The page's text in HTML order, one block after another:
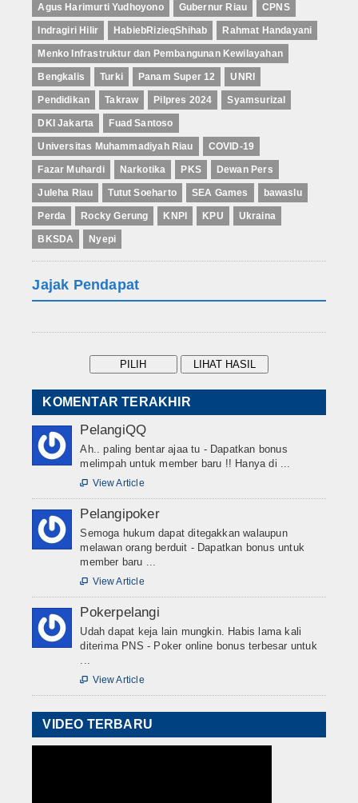
Agus Harimurti Yudhoyono Gubernur Riau CPNS
Indragiri Hilir HabiebRizieqShihab Rahmat Handayani
Menko Infrastruktur dan Pembangunan Kewilayahan
Bengkalis Turki Panam Super 12 UNRI
Pendidikan Takraw Pilpres 2024 Syamsurizal
DKI Jakarta Fuad Santoso
Universitas Muhammadiyah Riau COVID-19
Fazar Muhardi Narkotika PKS Dewan Pers
Juleha Riau Tutut Soeharto SEA Games bawaslu
Perda Rocky Gerung KNPI KPU Ukraina
BKSDA Nyepi
Jajak Pendapat
KOMENTAR TERAKHIR
PelangiQQ
Ah.. paling bentar ajaa tu - Dapatkan bonus
melimpah untuk member baru !! Hanya di ...
 View Article
Pelangipoker
Semoga hukum dapat ditegakkan walaupun
melawan orang berduit - Dapatkan bonus untuk
member baru ...
 View Article
Pokerpelangi
Udah dapat keja lain mungkin. Habis lama kali
diterima PNS - Poker online bonus terbesar untuk
 View Article
VIDEO TERBARU